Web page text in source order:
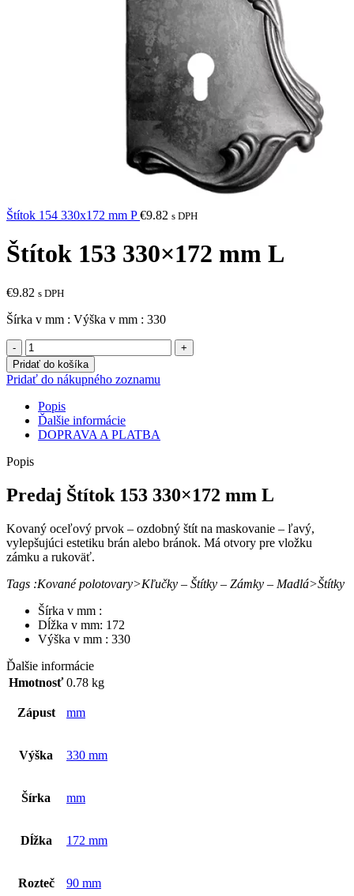
Štítok 154 330x172 mm P€9.82 s DPH
Štítok 153 330×172 mm L
€9.82 s DPH
Šírka v mm : Výška v mm : 330
množstvo
Štítok
153
330x172
mm
L
Pridať do košíka
Pridať do nákupného zoznamu
Popis
Ďalšie informácie
DOPRAVA A PLATBA
Popis
Predaj Štítok 153 330×172 mm L
Kovaný oceľový prvok – ozdobný štít na maskovanie – ľavý,
vylepšujúci estetiku brán alebo bránok. Má otvory pre vložku
zámku a rukoväť.
Tags :Kované polotovary>Kľučky – Štítky – Zámky – Madlá>Štítky
Šírka v mm :
Dĺžka v mm: 172
Výška v mm : 330
Ďalšie informácie
Hmotnosť 0.78 kg
Zápust mm
Výška 330 mm
Šírka mm
Dĺžka 172 mm
Rozteč 90 mm